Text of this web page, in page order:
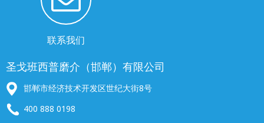
联系我们
圣戈班西普磨介（邯郸）有限公司
邯郸市经济技术开发区世纪大街8号
400 888 0198